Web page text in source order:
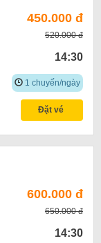
450.000 đ
520.000 đ
14:30
1 chuyến/ngày
Đặt vé
600.000 đ
650.000 đ
14:30